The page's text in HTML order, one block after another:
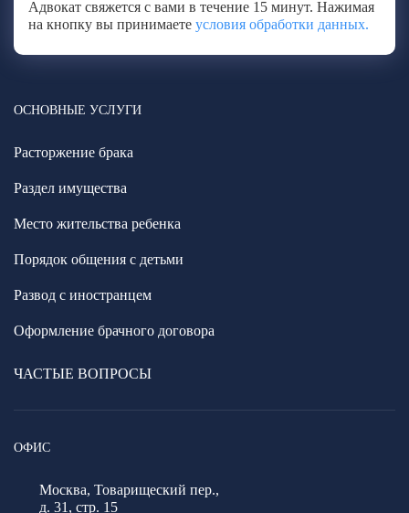
Адвокат свяжется с вами в течение 15 минут. Нажимая
на кнопку вы принимаете условия обработки данных.
ОСНОВНЫЕ УСЛУГИ
Расторжение брака
Раздел имущества
Место жительства ребенка
Порядок общения с детьми
Развод с иностранцем
Оформление брачного договора
ЧАСТЫЕ ВОПРОСЫ
ОФИС
Москва, Товарищеский пер.,
д. 31, стр. 15